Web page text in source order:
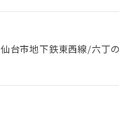
仙台市地下鉄東西線/六丁